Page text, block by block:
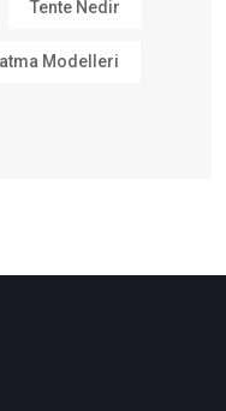
Tente Nedir
Modelleri